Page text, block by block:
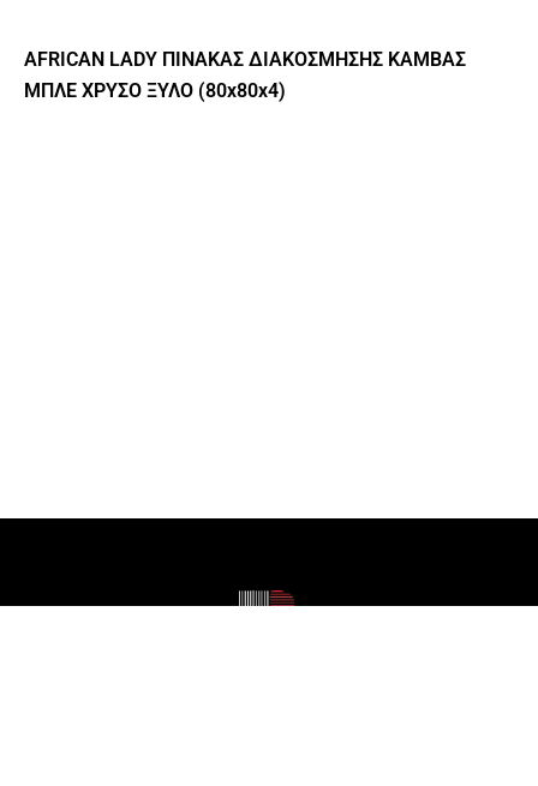
AFRICAN LADY ΠΙΝΑΚΑΣ ΔΙΑΚΟΣΜΗΣΗΣ ΚΑΜΒΑΣ
ΜΠΛΕ ΧΡΥΣΟ ΞΥΛΟ (80x80x4)